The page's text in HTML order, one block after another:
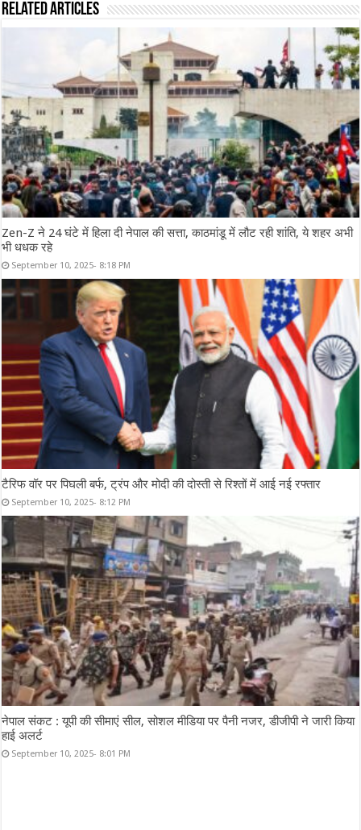
Related Articles
Zen-Z ने 24 घंटे में हिला दी नेपाल की सत्ता, काठमांडू में लौट रही शांति, ये शहर अभी
भी धधक रहे
September 10, 2025- 8:18 PM
टैरिफ वॉर पर पिघली बर्फ, ट्रंप और मोदी की दोस्ती से रिश्तों में आई नई रफ्तार
September 10, 2025- 8:12 PM
नेपाल संकट : यूपी की सीमाएं सील, सोशल मीडिया पर पैनी नजर, डीजीपी ने जारी किया
हाई अलर्ट
September 10, 2025- 8:01 PM